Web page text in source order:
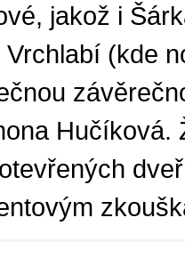
jakož i
Vrchlabí (kde
Hučíková.